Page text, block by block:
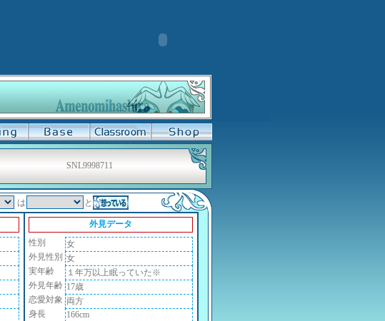
SNL9998711
は と
外見データ
性別
女
外見性別 女
実年齢
１年万以上眠っていた※
外見年齢 17歳
恋愛対象 両方
身長
166cm